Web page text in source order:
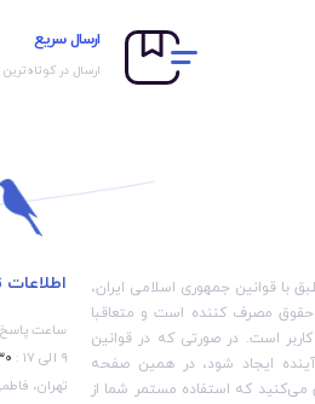
ارسال سریع
ارسال در کوتاه‌ترین
با قوانین جمهوری اسلامی ایران،
حقوق مصرف کننده است و متعاقبا
است. در صورتی که در قوانین
ایجاد شود، در همین صفحه
که استفاده مستمر شما از
ساعت
۹ الی ۱۷ :